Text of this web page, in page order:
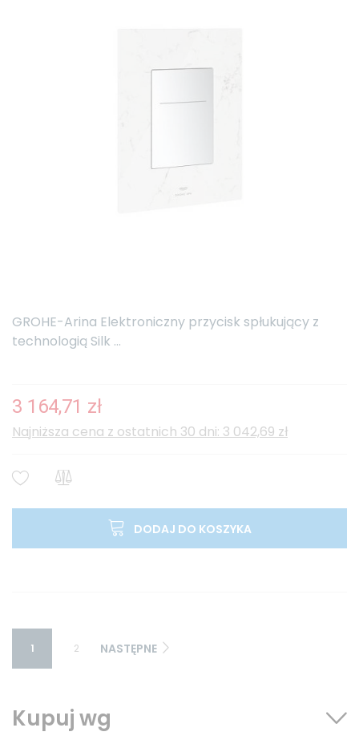
GROHE-Arina Elektroniczny przycisk spłukujący z
technologią Silk ...
3 164,71 zł
Najniższa cena z ostatnich 30 dni: 3 042,69 zł
DODAJ DO KOSZYKA
1 2 NASTĘPNE
Kupuj wg